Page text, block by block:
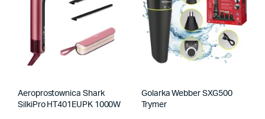
Aeroprostownica Shark
SilkiPro HT401EUPK 1000W
Golarka Webber SXG500
Trymer